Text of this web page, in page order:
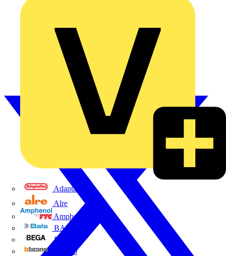
Adaptaflex
Alre
Amphenol FTG
BALS
Bega
Bticino